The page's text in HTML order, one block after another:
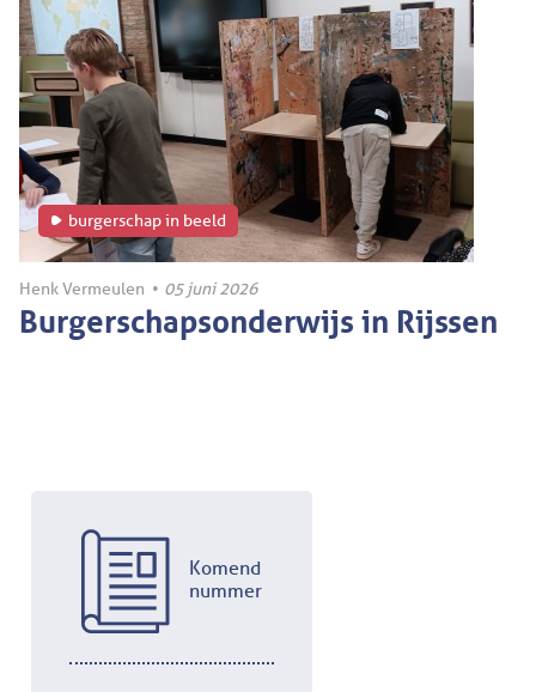
burgerschap in beeld
Henk Vermeulen • 05 juni 2026
Burgerschapsonderwijs in Rijssen
Komend
nummer